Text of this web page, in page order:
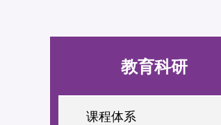
教育科研
课程体系